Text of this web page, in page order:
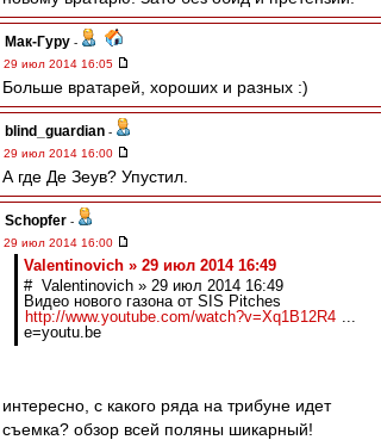
Мак-Гуру -
29 июл 2014 16:05
Больше вратарей, хороших и разных :)
blind_guardian -
29 июл 2014 16:00
А где Де Зеув? Упустил.
Schopfer -
29 июл 2014 16:00
Valentinovich » 29 июл 2014 16:49
# Valentinovich » 29 июл 2014 16:49
Видео нового газона от SIS Pitches
http://www.youtube.com/watch?v=Xq1B12R4 ...
e=youtu.be
интересно, с какого ряда на трибуне идет
съемка? обзор всей поляны шикарный!